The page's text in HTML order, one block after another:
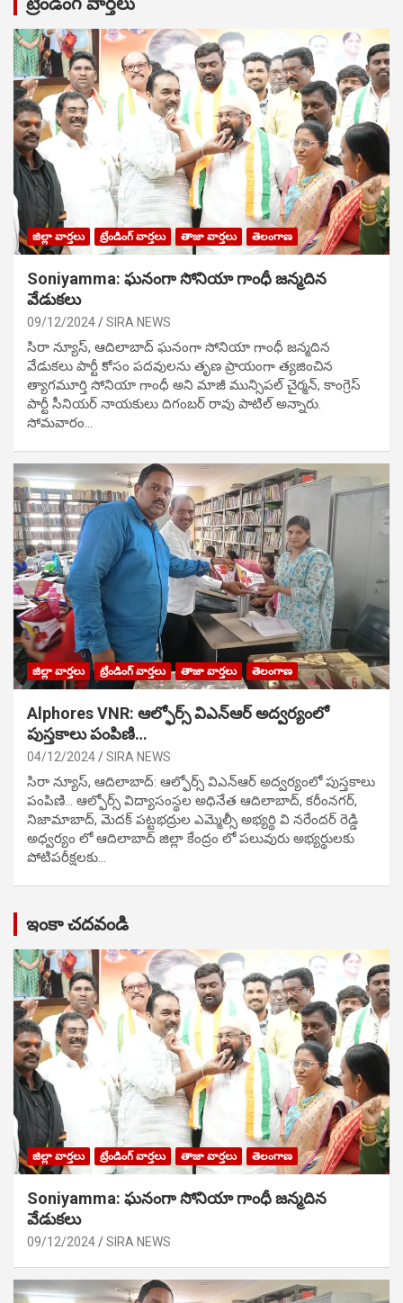
జిల్లా వార్తలు ట్రేండింగ్ వార్తలు తాజా వార్తలు తెలంగాణ
Soniyamma: ఘ‌నంగా సోనియా గాంధీ జ‌న్మ‌దిన
వేడుక‌లు
09/12/2024 SIRA NEWS
సిరా న్యూస్, ఆదిలాబాద్ ఘ‌నంగా సోనియా గాంధీ జ‌న్మ‌దిన
వేడుక‌లు పార్టీ కోసం ప‌ద‌వుల‌ను తృణ ప్రాయంగా త్య‌జించిన
త్యాగమూర్తి సోనియా గాంధీ అని మాజీ మున్సిప‌ల్ చైర్మ‌న్, కాంగ్రెస్
పార్టీ సీనియ‌ర్ నాయ‌కులు దిగంబ‌ర్ రావు పాటిల్ అన్నారు.
సోమవారం…
జిల్లా వార్తలు ట్రేండింగ్ వార్తలు తాజా వార్తలు తెలంగాణ
Alphores VNR: ఆల్ఫోర్స్ విఎన్ఆర్ అద్వర్యంలో
పుస్తకాలు పంపిణి…
04/12/2024 SIRA NEWS
సిరా న్యూస్, ఆదిలాబాద్: ఆల్ఫోర్స్ విఎన్ఆర్ అద్వర్యంలో పుస్తకాలు
పంపిణి… ఆల్ఫోర్స్ విద్యాసంస్థల అధినేత ఆదిలాబాద్, కరీంనగర్,
నిజామాబాద్, మెదక్ పట్టభద్రుల ఎమ్మెల్సీ అభ్యర్థి వి నరేందర్ రెడ్డి
అధ్వర్యం లో ఆదిలాబాద్ జిల్లా కేంద్రం లో పలువురు అభ్యర్థులకు
పోటిప‌రీక్ష‌ల‌కు…
ఇంకా చదవండి
జిల్లా వార్తలు ట్రేండింగ్ వార్తలు తాజా వార్తలు తెలంగాణ
Soniyamma: ఘ‌నంగా సోనియా గాంధీ జ‌న్మ‌దిన
వేడుక‌లు
09/12/2024 SIRA NEWS